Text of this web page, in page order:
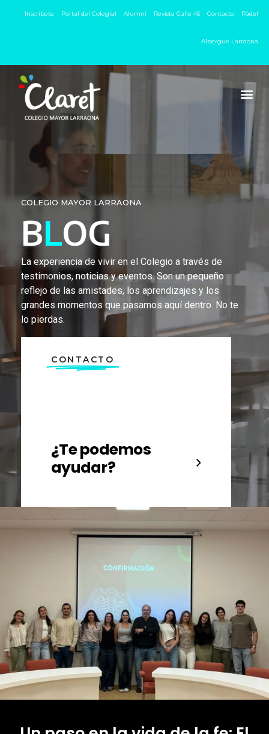
Inscríbete Portal del Colegial Alumni Revista Calle 45 Contacto Pádel
Albergue Larraona
COLEGIO MAYOR LARRAONA
BLOG
La experiencia de vivir en el Colegio a través de
testimonios, noticias y eventos. Son un pequeño
reflejo de las amistades, los aprendizajes y los
grandes momentos que pasamos aquí dentro. No te
lo pierdas.
CONTACTO
¿Te podemos
ayudar?